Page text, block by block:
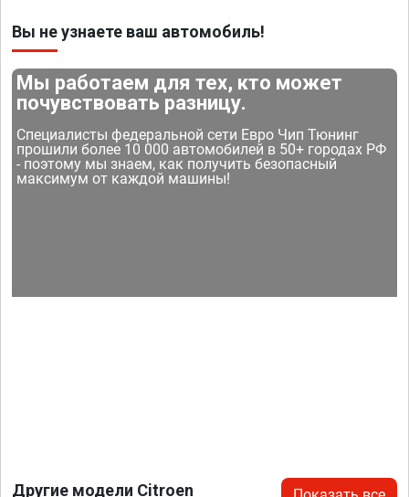
Вы не узнаете ваш автомобиль!
Мы работаем для тех, кто может
почувствовать разницу.
Специалисты федеральной сети Евро Чип Тюнинг
прошили более 10 000 автомобилей в 50+ городах РФ
- поэтому мы знаем, как получить безопасный
максимум от каждой машины!
Другие модели Citroen